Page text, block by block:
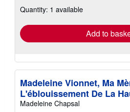
Quantity: 1 available
Add to
Madeleine Vionnet, Ma
L'éblouissement De La
Madeleine Chapsal